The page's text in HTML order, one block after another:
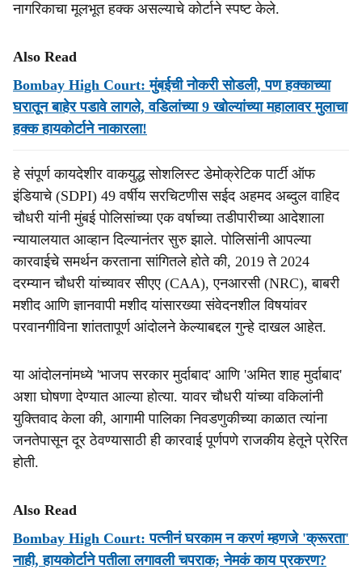
नागरिकाचा मूलभूत हक्क असल्याचे कोर्टाने स्पष्ट केले.
Also Read
Bombay High Court: मुंबईची नोकरी सोडली, पण हक्काच्या
घरातून बाहेर पडावे लागले, वडिलांच्या 9 खोल्यांच्या महालावर मुलाचा
हक्क हायकोर्टाने नाकारला!
हे संपूर्ण कायदेशीर वाकयुद्ध सोशलिस्ट डेमोक्रेटिक पार्टी ऑफ
इंडियाचे (SDPI) 49 वर्षीय सरचिटणीस सईद अहमद अब्दुल वाहिद
चौधरी यांनी मुंबई पोलिसांच्या एक वर्षाच्या तडीपारीच्या आदेशाला
न्यायालयात आव्हान दिल्यानंतर सुरु झाले. पोलिसांनी आपल्या
कारवाईचे समर्थन करताना सांगितले होते की, 2019 ते 2024
दरम्यान चौधरी यांच्यावर सीएए (CAA), एनआरसी (NRC), बाबरी
मशीद आणि ज्ञानवापी मशीद यांसारख्या संवेदनशील विषयांवर
परवानगीविना शांततापूर्ण आंदोलने केल्याबद्दल गुन्हे दाखल आहेत.
या आंदोलनांमध्ये 'भाजप सरकार मुर्दाबाद' आणि 'अमित शाह मुर्दाबाद'
अशा घोषणा देण्यात आल्या होत्या. यावर चौधरी यांच्या वकिलांनी
युक्तिवाद केला की, आगामी पालिका निवडणुकीच्या काळात त्यांना
जनतेपासून दूर ठेवण्यासाठी ही कारवाई पूर्णपणे राजकीय हेतूने प्रेरित
होती.
Also Read
Bombay High Court: पत्नीनं घरकाम न करणं म्हणजे 'क्रूरता'
नाही, हायकोर्टाने पतीला लगावली चपराक; नेमकं काय प्रकरण?